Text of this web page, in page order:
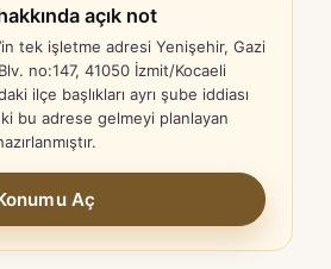
açık not
tek işletme adresi Yenişehir, Gazi
no:147, 41050 İzmit/Kocaeli
ilçe başlıkları ayrı şube iddiası
bu adrese gelmeyi planlayan
Aç